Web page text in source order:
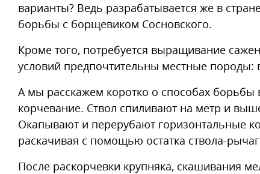
варианты? Ведь разрабатывается же в
борьбы с борщевиком Сосновского.
Кроме того, потребуется выращивание
условий предпочтительны местные породы:
А мы расскажем коротко о способах
корчевание. Ствол спиливают на метр и
Окапывают и перерубают горизонтальные
раскачивая с помощью остатка ствола-
После раскорчевки крупняка, скашивания